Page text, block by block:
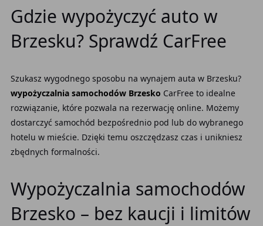
Gdzie wypożyczyć auto w
Brzesku? Sprawdź CarFree
Szukasz wygodnego sposobu na wynajem auta w Brzesku?
wypożyczalnia samochodów Brzesko CarFree to idealne
rozwiązanie, które pozwala na rezerwację online. Możemy
dostarczyć samochód bezpośrednio pod lub do wybranego
hotelu w mieście. Dzięki temu oszczędzasz czas i unikniesz
zbędnych formalności.
Wypożyczalnia samochodów
Brzesko – bez kaucji i limitów